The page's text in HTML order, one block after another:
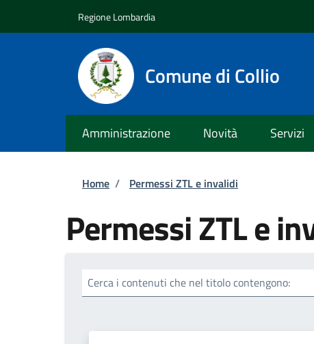
Regione Lombardia
Comune di Collio
Amministrazione Novità Servizi
Briciole di pane
Home / Permessi ZTL e invalidi
Permessi ZTL e
Cerca i contenuti che nel titolo contengono: